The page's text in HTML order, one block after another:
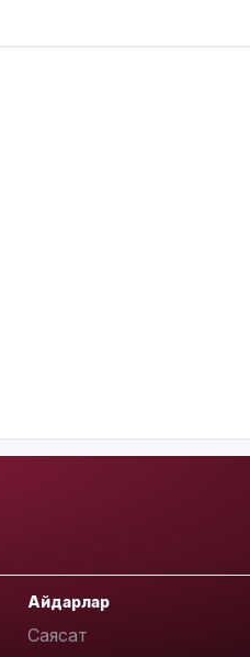
Айдарлар
Саясат